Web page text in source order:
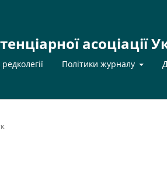
асоціації
Політики журналу